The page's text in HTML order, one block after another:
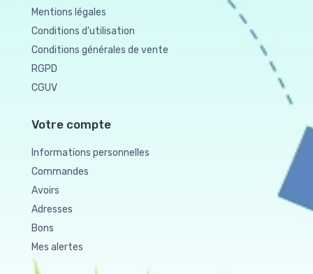
Mentions légales
Conditions d'utilisation
Conditions générales de vente
RGPD
CGUV
Votre compte
Informations personnelles
Commandes
Avoirs
Adresses
Bons
Mes alertes